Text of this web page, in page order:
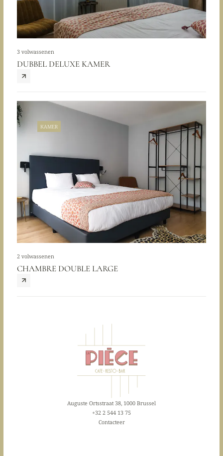
3 volwassenen
DUBBEL DELUXE KAMER
KAMER
2 volwassenen
CHAMBRE DOUBLE LARGE
Auguste Ortsstraat 38, 1000 Brussel
+32 2 544 13 75
Contacteer